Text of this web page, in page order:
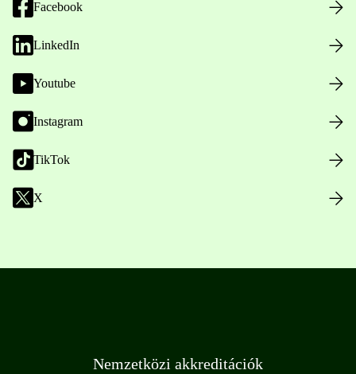
Facebook
LinkedIn
Youtube
Instagram
TikTok
X
Nemzetközi akkreditációk